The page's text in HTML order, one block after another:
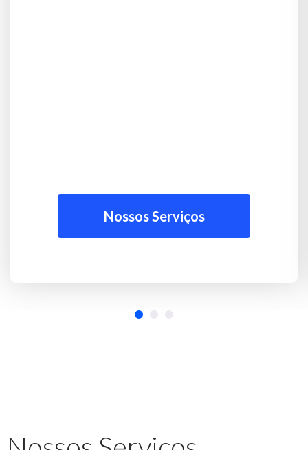
Nossos Serviços